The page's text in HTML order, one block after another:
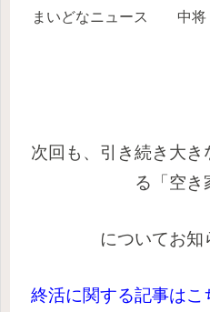
まいどなニュース 中
次回も、引き続き大
る「空き
についてお知
終活に関する記事はこ